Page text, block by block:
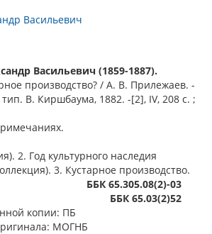
Васильевич
Васильевич (1859-1887).
производство? / А. В. Прилежаев. -
В. Киршбаума, 1882. -[2], IV, 208 с. ;
2. Год культурного наследия
3. Кустарное производство.
ББК 65.305.08(2)-03
ББК 65.03(2)52
копии: ПБ
МОГНБ